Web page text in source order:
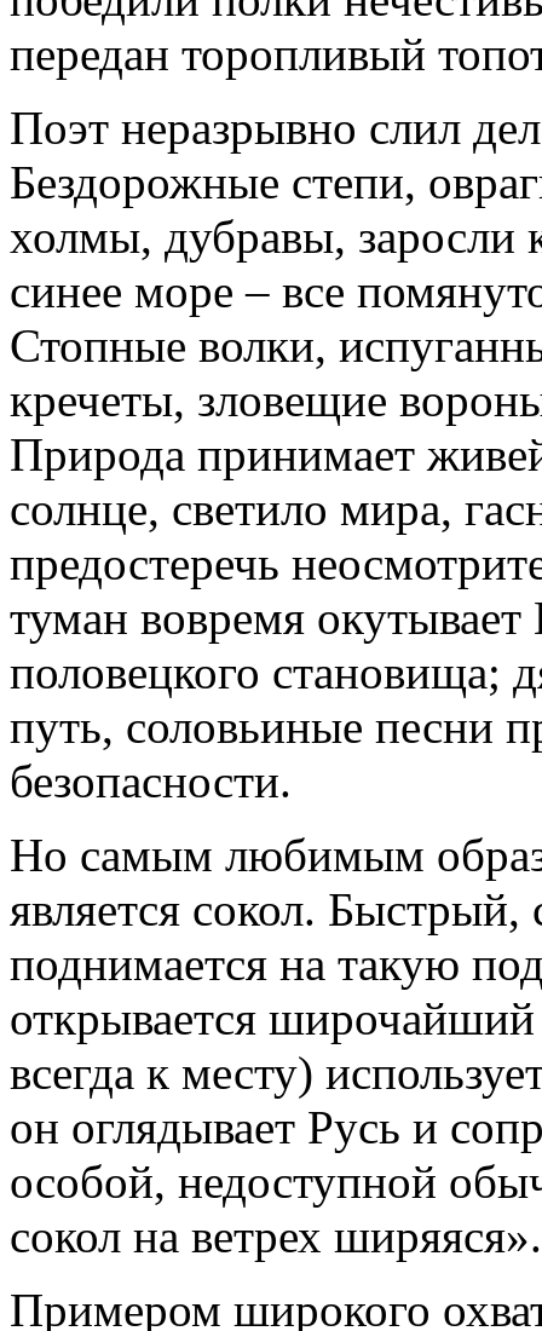
передан торопливый
Поэт неразрывно слил
Бездорожные степи,
холмы, дубравы,
синее море – все
Стопные волки,
кречеты, зловещие
Природа принимает
солнце, светило мира,
предостеречь
туман вовремя
половецкого становища;
путь, соловьиные песни
безопасности.
Но самым любимым
является сокол.
поднимается на такую
открывается
всегда к месту)
он оглядывает Русь и
особой, недоступной
сокол на ветрех ширяяся».
Примером широкого